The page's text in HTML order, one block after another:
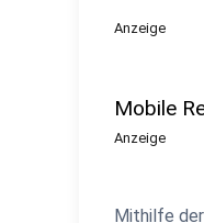
Anzeige
Mobile
Anzeige
Mithilfe